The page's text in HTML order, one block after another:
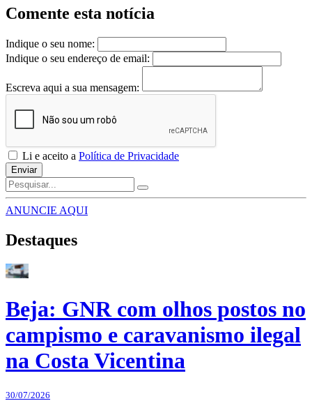
Comente esta notícia
Indique o seu nome:
Indique o seu endereço de email:
Escreva aqui a sua mensagem:
Li e aceito a Política de Privacidade
Enviar
ANUNCIE AQUI
Destaques
Beja: GNR com olhos postos no
campismo e caravanismo ilegal
na Costa Vicentina
30/07/2026